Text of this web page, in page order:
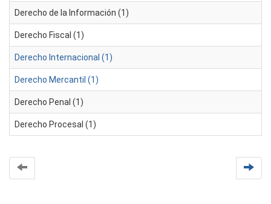
Derecho de la Información (1)
Derecho Fiscal (1)
Derecho Internacional (1)
Derecho Mercantil (1)
Derecho Penal (1)
Derecho Procesal (1)